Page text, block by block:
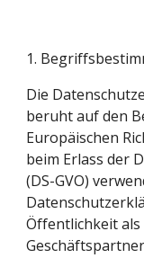
1.
Die
beruht auf den
Europäischen
beim Erlass der
(DS-GVO)
Öffentlichkeit